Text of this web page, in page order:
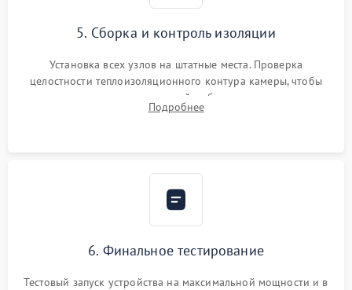
5. Сборка и контроль изоляции
Установка всех узлов на штатные места. Проверка
целостности теплоизоляционного контура камеры, чтобы
исключить перегрев кухонной мебели и потерю тепла.
Надежная фиксация клемм и сборка корпуса шкафа.
Подробнее
6. Финальное тестирование
Тестовый запуск устройства на максимальной мощности и в